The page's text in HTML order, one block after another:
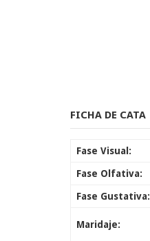
FICHA DE CATA
Fase Visual:
Fase Olfativa:
Fase Gustativa:
Maridaje: